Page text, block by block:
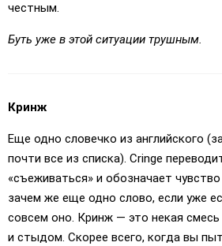
честным.
Буть уже в этой ситуации трушным.
Кринж
Еще одно словечко из английского
почти все из списка). Сringe
«съеживаться» и обозначает
зачем же еще одно слово, если уже
совсем оно. Кринж — это некая
и стыдом. Скорее всего, когда вы